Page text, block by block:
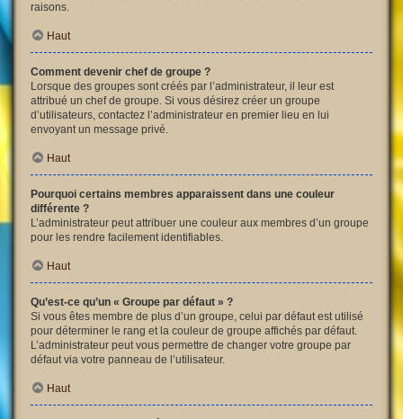
raisons.
Haut
Comment devenir chef de groupe ?
Lorsque des groupes sont créés par l’administrateur, il leur est
attribué un chef de groupe. Si vous désirez créer un groupe
d’utilisateurs, contactez l’administrateur en premier lieu en lui
envoyant un message privé.
Haut
Pourquoi certains membres apparaissent dans une couleur
différente ?
L’administrateur peut attribuer une couleur aux membres d’un groupe
pour les rendre facilement identifiables.
Haut
Qu’est-ce qu’un « Groupe par défaut » ?
Si vous êtes membre de plus d’un groupe, celui par défaut est utilisé
pour déterminer le rang et la couleur de groupe affichés par défaut.
L’administrateur peut vous permettre de changer votre groupe par
défaut via votre panneau de l’utilisateur.
Haut